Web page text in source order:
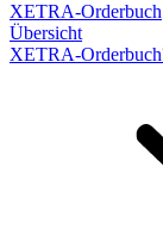
XETRA-Orderbuch
Übersicht
XETRA-